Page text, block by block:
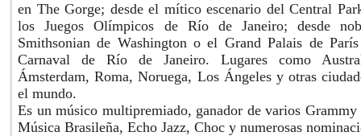
en The Gorge; desde el mítico escenario del Central
los Juegos Olímpicos de Río de Janeiro; desde
Smithsonian de Washington o el Grand Palais de
Carnaval de Río de Janeiro. Lugares como
Ámsterdam, Roma, Noruega, Los Ángeles y otras
el mundo.
Es un músico multipremiado, ganador de varios
Música Brasileña, Echo Jazz, Choc y numerosas